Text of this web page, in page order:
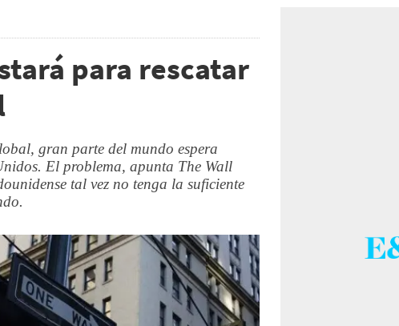
para rescatar
gran parte del mundo espera
El problema, apunta The Wall
tal vez no tenga la suficiente